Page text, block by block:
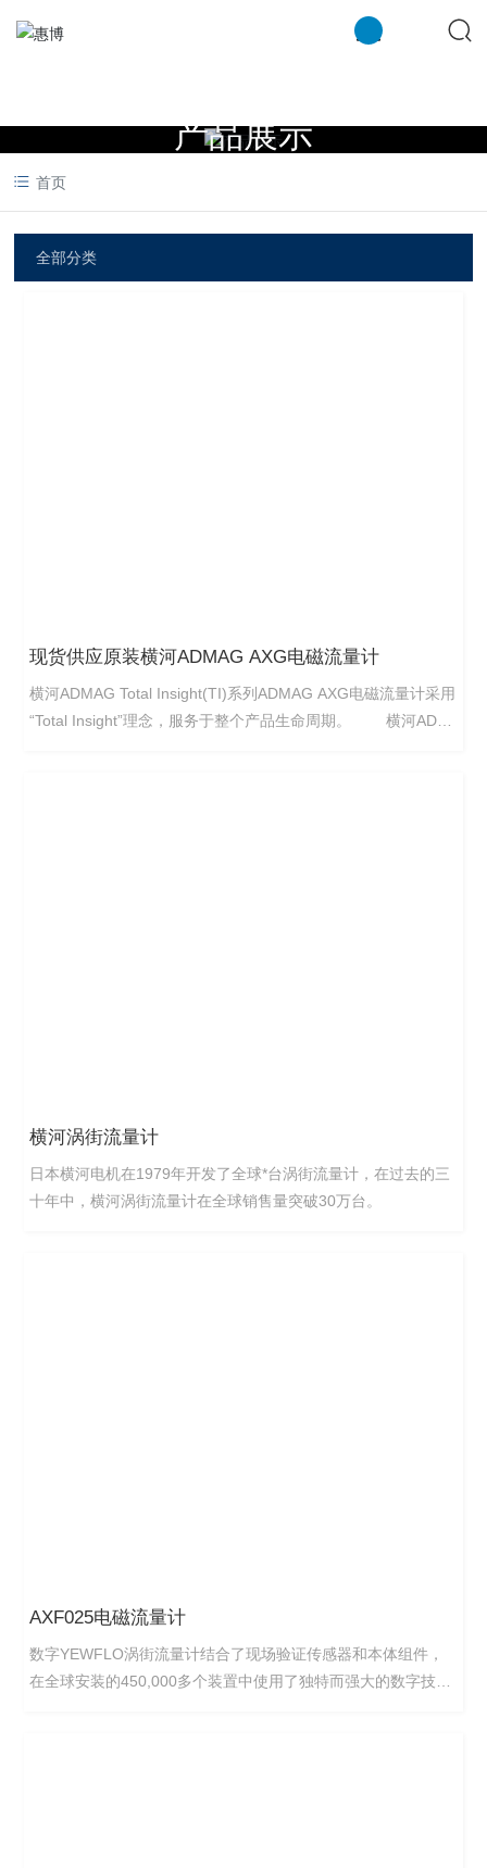
米兰注册
产品展示
首页
全部分类
现货供应原装横河ADMAG AXG电磁流量计
横河ADMAG Total Insight(TI)系列ADMAG AXG电磁流量计采用
“Total Insight”理念，服务于整个产品生命周期。 横河ADM
横河涡街流量计
日本横河电机在1979年开发了全球*台涡街流量计，在过去的三
十年中，横河涡街流量计在全球销售量突破30万台。
AXF025电磁流量计
数字YEWFLO涡街流量计结合了现场验证传感器和本体组件，
在全球安装的450,000多个装置中使用了独特而强大的数字技术